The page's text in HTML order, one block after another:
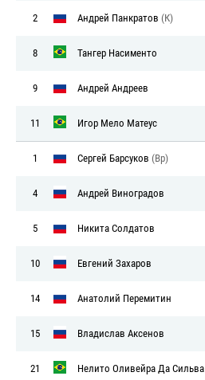
2 Андрей Панкратов (К)
8 Тангер Насименто
9 Андрей Андреев
11 Игор Мело Матеус
1 Сергей Барсуков (Вр)
4 Андрей Виноградов
5 Никита Солдатов
10 Евгений Захаров
14 Анатолий Перемитин
15 Владислав Аксенов
21 Нелито Оливейра Да Сильва